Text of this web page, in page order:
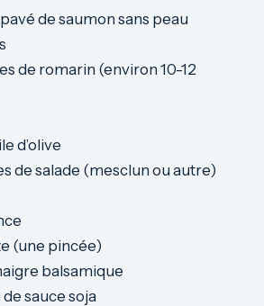
de saumon sans peau
de romarin (environ 10-12
d’olive
de salade (mesclun ou autre)
(une pincée)
balsamique
sauce soja